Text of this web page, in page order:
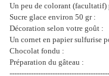
Un peu de colorant (facultatif)
Sucre glace environ 50 gr :
Décoration selon votre goût :
Un cornet en papier sulfurise
Chocolat fondu :
Préparation du gâteau :